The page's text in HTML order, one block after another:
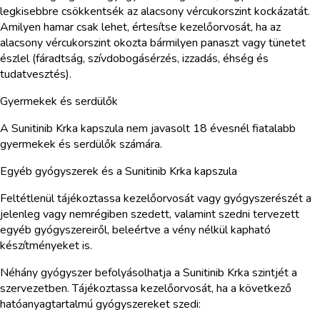
legkisebbre csökkentsék az alacsony vércukorszint kockázatát.
Amilyen hamar csak lehet, értesítse kezelőorvosát, ha az
alacsony vércukorszint okozta bármilyen panaszt vagy tünetet
észlel (fáradtság, szívdobogásérzés, izzadás, éhség és
tudatvesztés).
Gyermekek és serdülők
A Sunitinib Krka kapszula nem javasolt 18 évesnél fiatalabb
gyermekek és serdülők számára.
Egyéb gyógyszerek és a Sunitinib Krka kapszula
Feltétlenül tájékoztassa kezelőorvosát vagy gyógyszerészét a
jelenleg vagy nemrégiben szedett, valamint szedni tervezett
egyéb gyógyszereiről, beleértve a vény nélkül kapható
készítményeket is.
Néhány gyógyszer befolyásolhatja a Sunitinib Krka szintjét a
szervezetben. Tájékoztassa kezelőorvosát, ha a következő
hatóanyagtartalmú gyógyszereket szedi: